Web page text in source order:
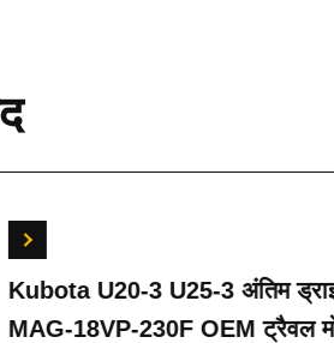
3 अंतिम ड्राइव KYB
ट्रैवल मोटर
मोटर